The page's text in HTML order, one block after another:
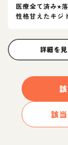
医療全て済み⭐︎
性格甘えたキジ
詳細を見
該